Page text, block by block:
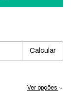
Calcular
Ver opções